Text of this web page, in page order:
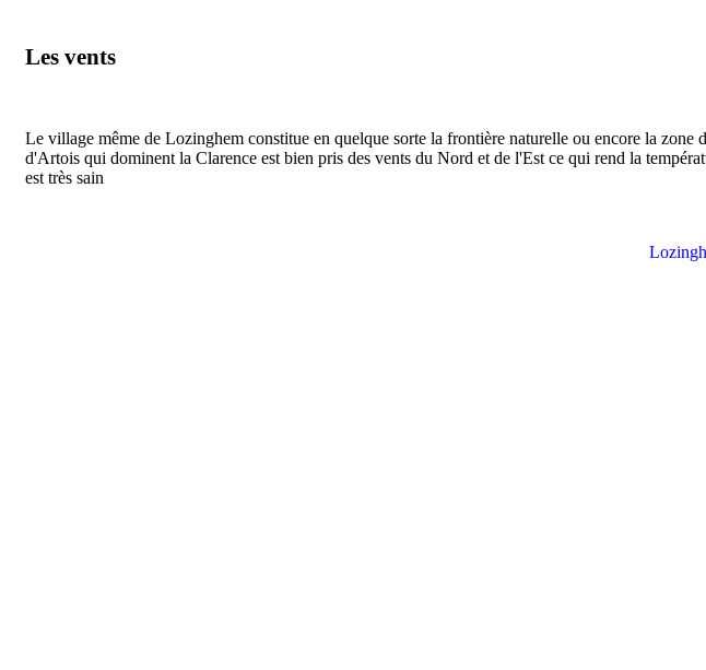
Les vents
Le village même de Lozinghem constitue en quelque sorte la frontière naturelle ou encore la
d'Artois qui dominent la Clarence est bien pris des vents du Nord et de l'Est ce qui rend la
est très sain